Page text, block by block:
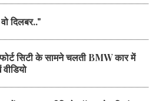
दिलबर.."
सिटी के सामने चलती BMW कार में